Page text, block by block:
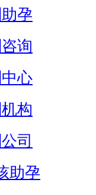
孕
询
心
构
司
助孕